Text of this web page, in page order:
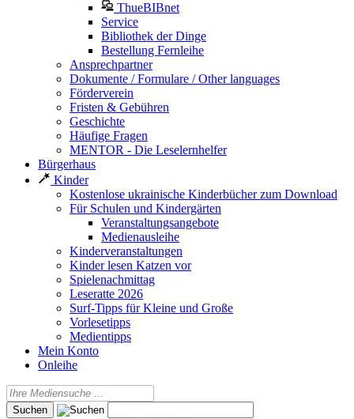
ThueBIBnet
Service
Bibliothek der Dinge
Bestellung Fernleihe
Ansprechpartner
Dokumente / Formulare / Other languages
Förderverein
Fristen & Gebühren
Geschichte
Häufige Fragen
MENTOR - Die Leselernhelfer
Bürgerhaus
Kinder
Kostenlose ukrainische Kinderbücher zum Download
Für Schulen und Kindergärten
Veranstaltungsangebote
Medienausleihe
Kinderveranstaltungen
Kinder lesen Katzen vor
Spielenachmittag
Leseratte 2026
Surf-Tipps für Kleine und Große
Vorlesetipps
Medientipps
Mein Konto
Onleihe